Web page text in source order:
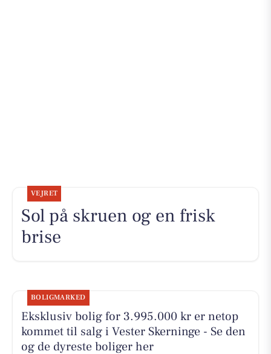
VEJRET
Sol på skruen og en frisk
brise
BOLIGMARKED
Eksklusiv bolig for 3.995.000 kr er netop
kommet til salg i Vester Skerninge - Se den
og de dyreste boliger her